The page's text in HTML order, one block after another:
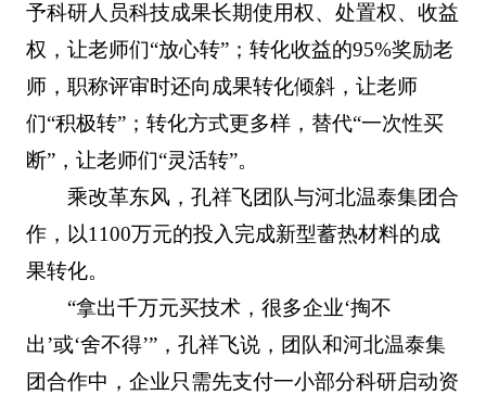
予科研人员科技成果长期使用权、处置权、收益
权，让老师们“放心转”；转化收益的95%奖励老
师，职称评审时还向成果转化倾斜，让老师
们“积极转”；转化方式更多样，替代“一次性买
断”，让老师们“灵活转”。
乘改革东风，孔祥飞团队与河北温泰集团合
作，以1100万元的投入完成新型蓄热材料的成
果转化。
“拿出千万元买技术，很多企业‘掏不
出’或‘舍不得’”，孔祥飞说，团队和河北温泰集
团合作中，企业只需先支付一小部分科研启动资